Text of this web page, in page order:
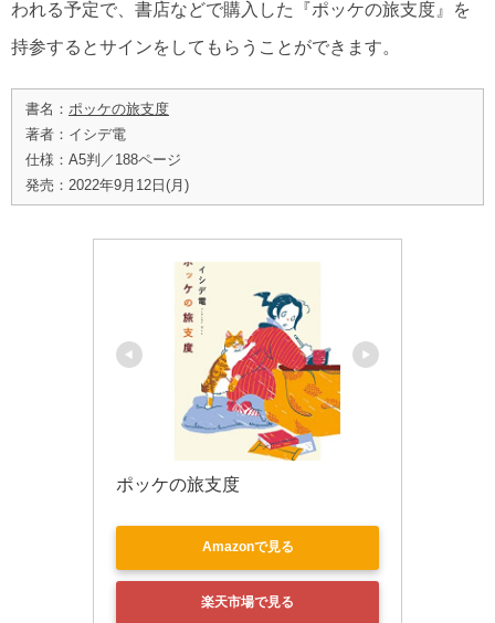
われる予定で、書店などで購入した『ポッケの旅支度』を
持参するとサインをしてもらうことができます。
書名： ポッケの旅支度
著者：イシデ電
仕様：A5判／188ページ
発売：2022年9月12日(月)
ポッケの旅支度
Amazonで見る
楽天市場で見る